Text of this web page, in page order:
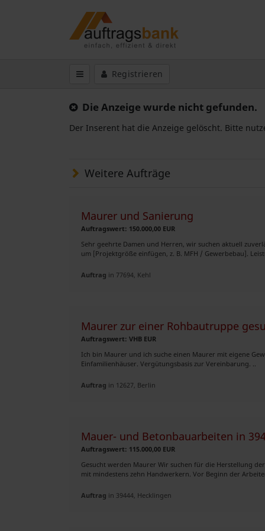
Registrieren
Die Anzeige wurde nicht gefunden.
Der Inserent hat die Anzeige gelöscht. Bitte
Weitere Aufträge
Maurer und Sanierung
Auftragswert: 150.000,00 EUR
Sehr geehrte Damen und Herren, wir suchen aktuell
um [Projektgröße einfügen, z. B. MFH / Gewerbebau].
Auftrag in 77694, Kehl
Maurer zur einer Rohbautruppe
Auftragswert: VHB EUR
Ich bin Maurer und ich suche einen Maurer mit eigene
Einfamilienhäuser. Vergütungsbasis zur Vereinbarung. ..
Auftrag in 12627, Berlin
Mauer- und Betonbauarbeiten in
Auftragswert: 115.000,00 EUR
Gesucht werden Maurer Wir suchen für die Herstellung
mit mindestens zehn Handwerkern. Vor Beginn der
Auftrag in 39444, Hecklingen